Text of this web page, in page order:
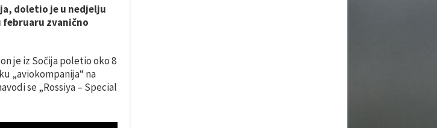
doletio je u nedjelju
februaru zvanično
je iz Sočija poletio oko 8
„aviokompanija“ na
se „Rossiya – Special